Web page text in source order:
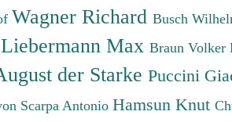
Wagner Richard Busch
Liebermann Max Braun Volker
der Starke Puccini
Scarpa Antonio Hamsun Knut